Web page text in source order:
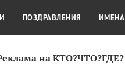
на КТО?ЧТО?ГДЕ?
КРАСОТА
ПОЗДРАВЛЕНИЯ ИМЕНА